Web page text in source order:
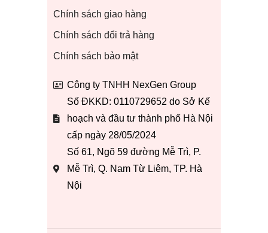
Chính sách giao hàng
Chính sách đổi trả hàng
Chính sách bảo mật
Công ty TNHH NexGen Group
Số ĐKKD: 0110729652 do Sở Kế
hoạch và đầu tư thành phố Hà Nội
cấp ngày 28/05/2024
Số 61, Ngõ 59 đường Mễ Trì, P.
Mễ Trì, Q. Nam Từ Liêm, TP. Hà
Nội